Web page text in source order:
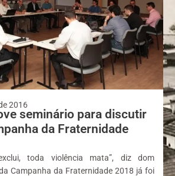
2016
seminário para discutir
da Fraternidade
toda violência mata”, diz dom
Campanha da Fraternidade 2018 já foi